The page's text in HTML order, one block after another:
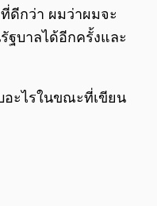
ที่ดีกว่า ผมว่าผมจะ
ฐบาลได้อีกครั้งและ
อะไรในขณะที่เขียน